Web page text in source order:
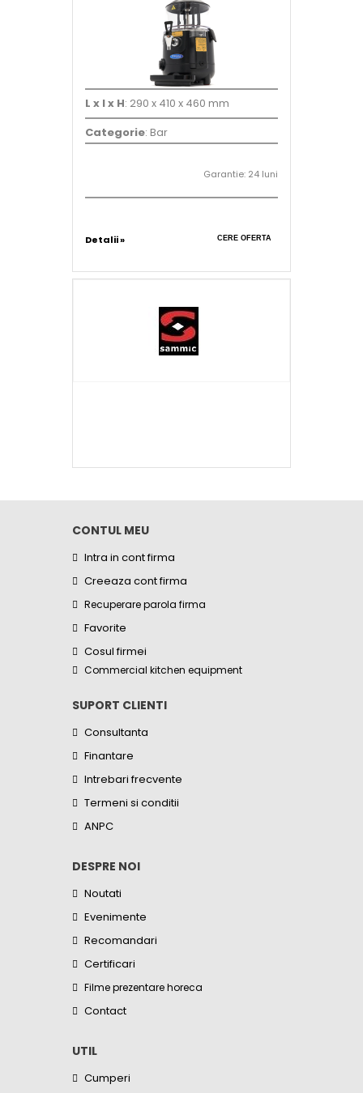
L x l x H: 290 x 410 x 460 mm
Categorie: Bar
Garantie: 24 luni
Detalii » CERE OFERTA
CONTUL MEU
Intra in cont firma
Creeaza cont firma
Recuperare parola firma
Favorite
Cosul firmei
Commercial kitchen equipment
SUPORT CLIENTI
Consultanta
Finantare
Intrebari frecvente
Termeni si conditii
ANPC
DESPRE NOI
Noutati
Evenimente
Recomandari
Certificari
Filme prezentare horeca
Contact
UTIL
Cumperi